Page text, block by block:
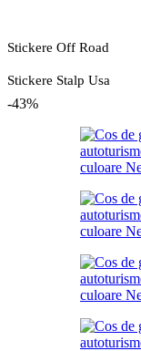
Stickere Off Road
Stickere Stalp Usa
-43%